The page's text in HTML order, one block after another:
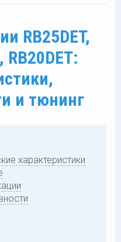
RB25DET,
RB20DET:
и тюнинг
характеристики